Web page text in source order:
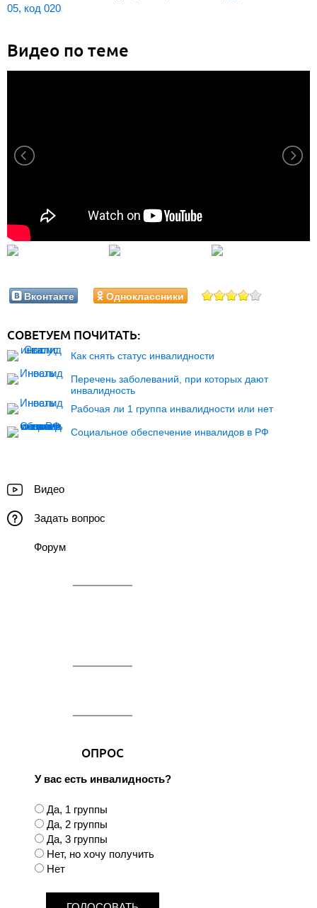
05, код 020
Видео по теме
Вконтакте Одноклассники
СОВЕТУЕМ ПОЧИТАТЬ:
Как снять статус инвалидности
Перечень заболеваний, при которых дают
инвалидность
Рабочая ли 1 группа инвалидности или нет
Социальное обеспечение инвалидов в РФ
Видео
Задать вопрос
Форум
ОПРОС
У вас есть инвалидность?
В
а
р
и
а
Да, 1 группы
Да, 2 группы
Да, 3 группы
Нет, но хочу получить
Нет